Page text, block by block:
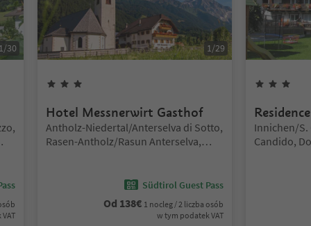
1/30 1/29
Hotel Messnerwirt Gasthof
Lokalizacja:
Antholz-Niedertal/Anterselva di Sotto,
Rasen-Antholz/Rasun Anterselva,
Südtirol Guest Pass
Od 138€ 1 nocleg / 2 liczba osób
w tym podatek VAT
Lokalizacja:
Innichen/
Candido,